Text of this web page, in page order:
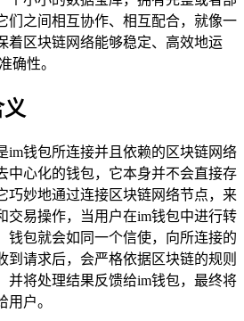
们之间相互协作、相互配合，就像一
着区块链网络能够稳定、高效地运
确性。
im钱包所连接并且依赖的区块链网络
中心化的钱包，它本身并不会直接存
巧妙地通过连接区块链网络节点，来
交易操作，当用户在im钱包中进行转
钱包就会如同一个信使，向所连接的
到请求后，会严格依据区块链的规则
并将处理结果反馈给im钱包，最终将
户。